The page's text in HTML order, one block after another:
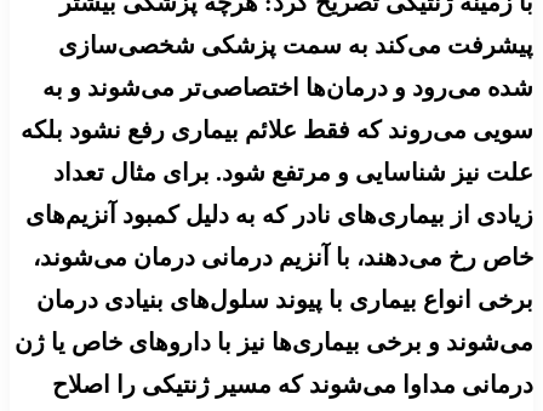
پیشرفت می‌کند به سمت پزشکی شخصی‌سازی
شده می‌رود و درمان‌ها اختصاصی‌تر می‌شوند و به
سویی می‌روند که فقط علائم بیماری رفع نشود بلکه
علت نیز شناسایی و مرتفع شود. برای مثال تعداد
زیادی از بیماری‌های نادر که به دلیل کمبود آنزیم‌های
خاص رخ می‌دهند، با آنزیم درمانی درمان می‌شوند،
برخی انواع بیماری‌ با پیوند سلول‌های بنیادی درمان
می‌شوند و برخی بیماری‌ها نیز با داروهای خاص یا ژن
درمانی مداوا می‌شوند که مسیر ژنتیکی را اصلاح